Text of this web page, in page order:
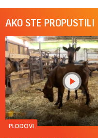
AKO STE PROPUSTILI
PLODOVI